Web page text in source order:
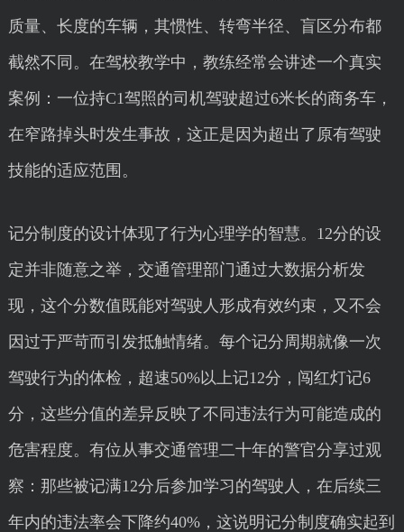
质量、长度的车辆，其惯性、转弯半径、盲区分布都
截然不同。在驾校教学中，教练经常会讲述一个真实
案例：一位持C1驾照的司机驾驶超过6米长的商务车，
在窄路掉头时发生事故，这正是因为超出了原有驾驶
技能的适应范围。
记分制度的设计体现了行为心理学的智慧。12分的设
定并非随意之举，交通管理部门通过大数据分析发
现，这个分数值既能对驾驶人形成有效约束，又不会
因过于严苛而引发抵触情绪。每个记分周期就像一次
驾驶行为的体检，超速50%以上记12分，闯红灯记6
分，这些分值的差异反映了不同违法行为可能造成的
危害程度。有位从事交通管理二十年的警官分享过观
察：那些被记满12分后参加学习的驾驶人，在后续三
年内的违法率会下降约40%，这说明记分制度确实起到